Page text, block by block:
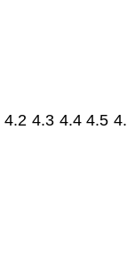
4.2 4.3 4.4 4.5 4.6